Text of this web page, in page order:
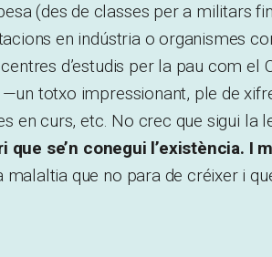
(des de classes per a militars
en indústria o organismes
d’estudis per la pau com el
totxo impressionant, ple de
en curs, etc. No crec que sigui la
que se’n conegui l’existència. I
malaltia que no para de créixer i